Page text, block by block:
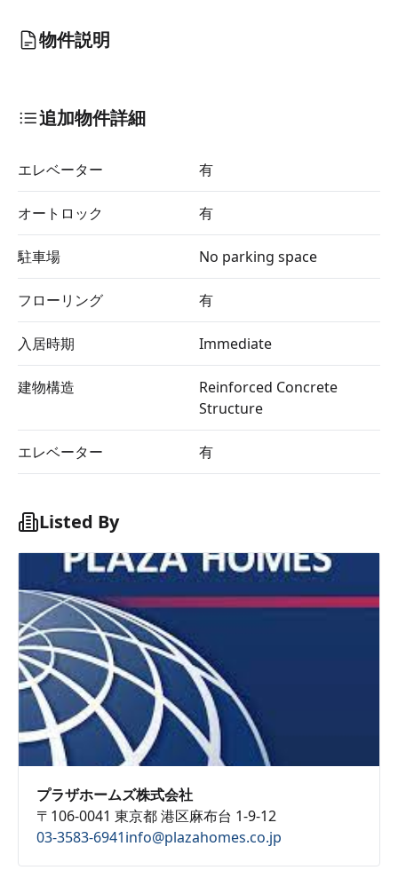
物件説明
追加物件詳細
エレベーター 有
オートロック 有
駐車場 No parking space
フローリング 有
入居時期 Immediate
建物構造
Reinforced Concrete
Structure
エレベーター 有
Listed By
プラザホームズ株式会社
〒106-0041 東京都 港区麻布台 1-9-12
03-3583-6941info@plazahomes.co.jp